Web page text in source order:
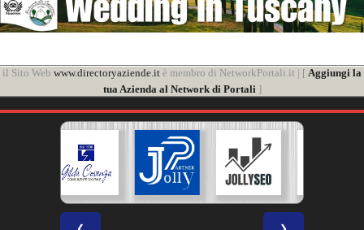
il Sito Web www.directoryaziende.it è membro di NetworkPortali.it | [ Aggiungi la
tua Azienda al Network di Portali]